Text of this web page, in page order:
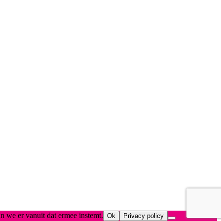
we er vanuit dat ermee instemt. Ok Privacy policy